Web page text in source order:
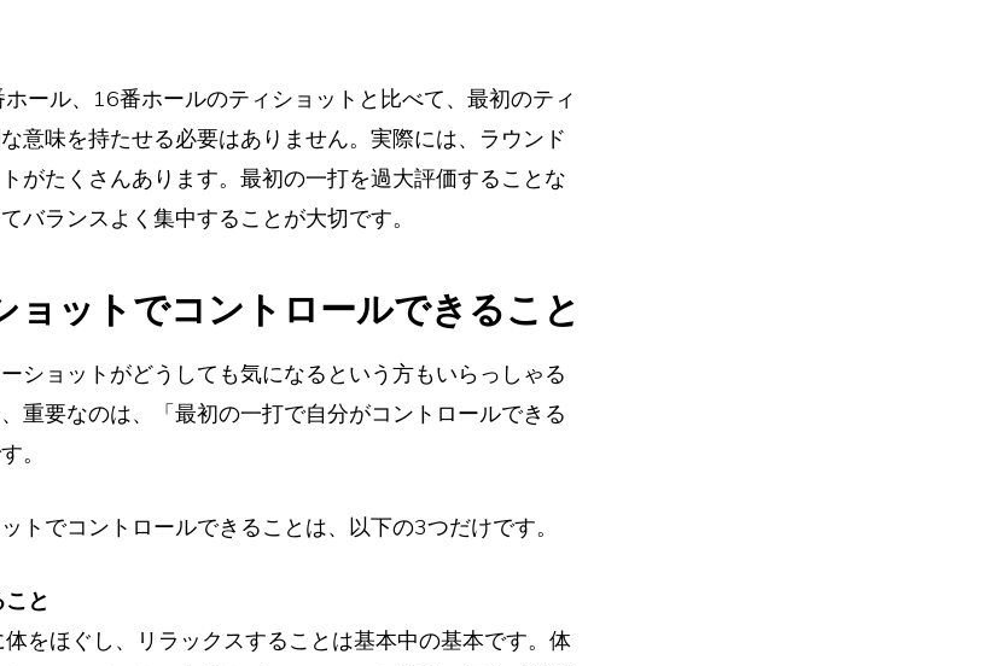
ール、16番ホールのティショットと比べて、最初のティ
意味を持たせる必要はありません。実際には、ラウンド
がたくさんあります。最初の一打を過大評価することな
バランスよく集中することが大切です。
ョットでコントロールできること
ショットがどうしても気になるという方もいらっしゃる
重要なのは、「最初の一打で自分がコントロールできる
。
トでコントロールできることは、以下の3つだけです。
と
をほぐし、リラックスすることは基本中の基本です。体